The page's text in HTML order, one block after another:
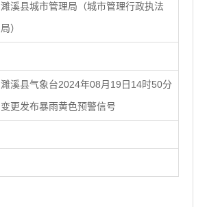
濉溪县城市管理局（城市管理行政执法
局）
濉溪县气象台2024年08月19日14时50分
变更发布暴雨黄色预警信号